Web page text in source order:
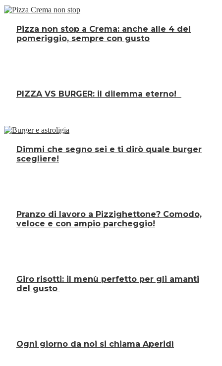
Pizza non stop a Crema: anche alle 4 del
pomeriggio, sempre con gusto
PIZZA VS BURGER: il dilemma eterno!
Dimmi che segno sei e ti dirò quale burger
scegliere!
Pranzo di lavoro a Pizzighettone? Comodo,
veloce e con ampio parcheggio!
Giro risotti: il menù perfetto per gli amanti
del gusto
Ogni giorno da noi si chiama Aperidì